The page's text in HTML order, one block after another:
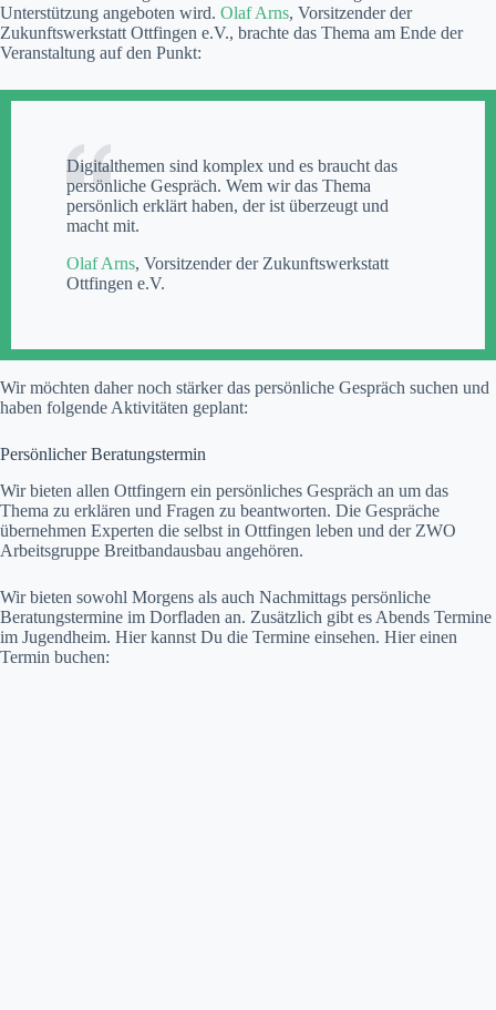
Unterstützung angeboten wird. Olaf Arns, Vorsitzender der
Zukunftswerkstatt Ottfingen e.V., brachte das Thema am Ende der
Veranstaltung auf den Punkt:
Digitalthemen sind komplex und es braucht das
persönliche Gespräch. Wem wir das Thema
persönlich erklärt haben, der ist überzeugt und
macht mit.
Olaf Arns, Vorsitzender der Zukunftswerkstatt
Ottfingen e.V.
Wir möchten daher noch stärker das persönliche Gespräch suchen und
haben folgende Aktivitäten geplant:
Persönlicher Beratungstermin
Wir bieten allen Ottfingern ein persönliches Gespräch an um das
Thema zu erklären und Fragen zu beantworten. Die Gespräche
übernehmen Experten die selbst in Ottfingen leben und der ZWO
Arbeitsgruppe Breitbandausbau angehören.
Wir bieten sowohl Morgens als auch Nachmittags persönliche
Beratungstermine im Dorfladen an. Zusätzlich gibt es Abends Termine
im Jugendheim. Hier kannst Du die Termine einsehen. Hier einen
Termin buchen: